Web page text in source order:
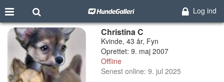
Log ind
Christina C
Kvinde, 43 år, Fyn
Oprettet: 9. maj 2007
Offline
Senest online: 9. jul 2025